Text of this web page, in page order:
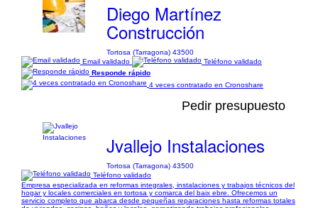
Diego Martínez
Construcción
Tortosa (Tarragona) 43500
Email validado
Teléfono validado
Responde rápido
4 veces contratado en Cronoshare
Pedir presupuesto
Jvallejo Instalaciones
Tortosa (Tarragona) 43500
Teléfono validado
Empresa especializada en reformas integrales, instalaciones y trabajos técnicos del
hogar y locales comerciales en tortosa y comarca del baix ebre. Ofrecemos un
servicio completo que abarca desde pequeñas reparaciones hasta reformas totales